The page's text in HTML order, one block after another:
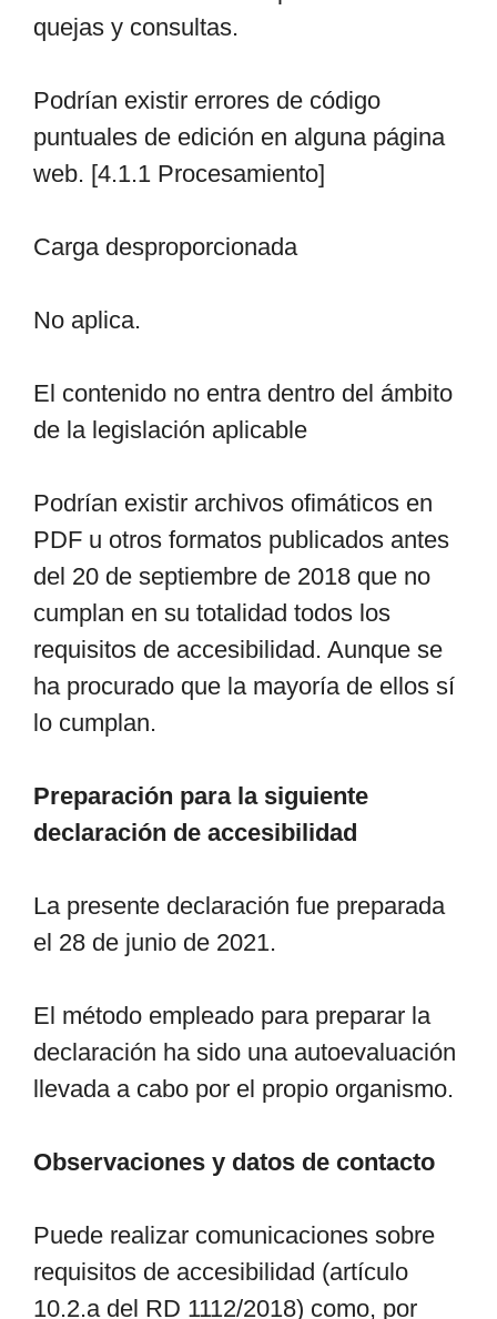
quejas y consultas.
Podrían existir errores de código
puntuales de edición en alguna página
web. [4.1.1 Procesamiento]
Carga desproporcionada
No aplica.
El contenido no entra dentro del ámbito
de la legislación aplicable
Podrían existir archivos ofimáticos en
PDF u otros formatos publicados antes
del 20 de septiembre de 2018 que no
cumplan en su totalidad todos los
requisitos de accesibilidad. Aunque se
ha procurado que la mayoría de ellos sí
lo cumplan.
Preparación para la siguiente
declaración de accesibilidad
La presente declaración fue preparada
el 28 de junio de 2021.
El método empleado para preparar la
declaración ha sido una autoevaluación
llevada a cabo por el propio organismo.
Observaciones y datos de contacto
Puede realizar comunicaciones sobre
requisitos de accesibilidad (artículo
10.2.a del RD 1112/2018) como, por